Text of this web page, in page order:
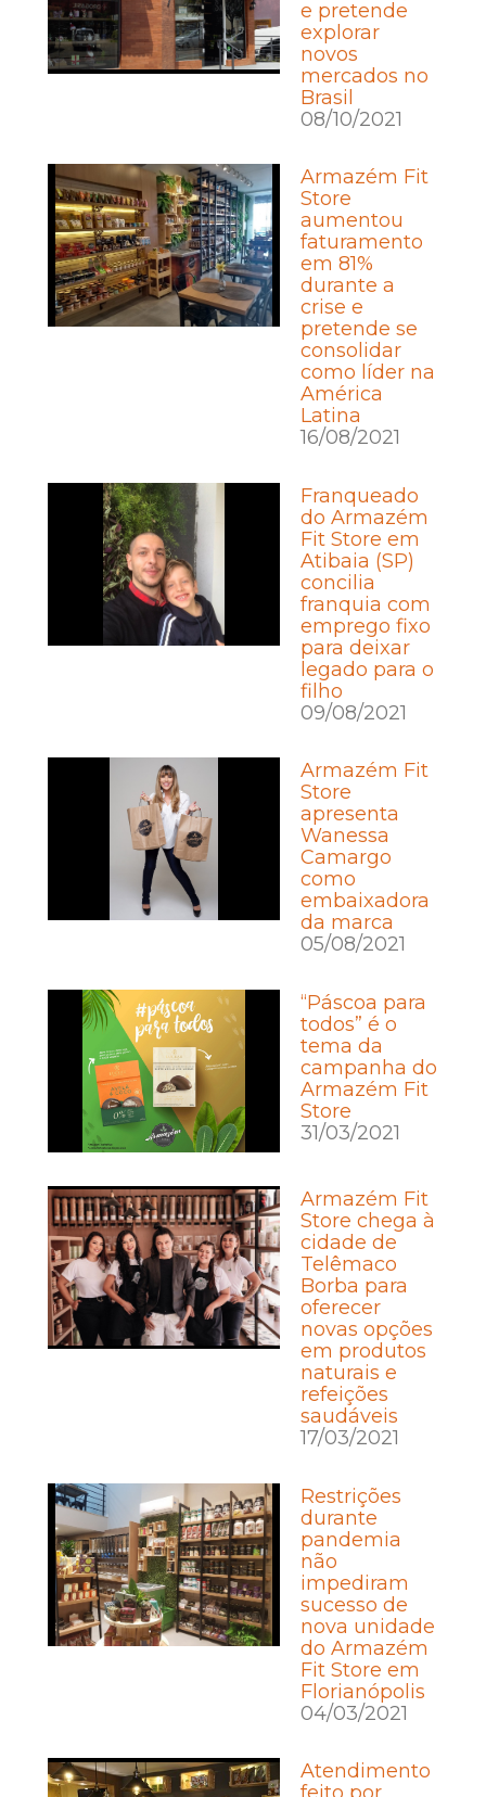
e pretende
explorar
novos
mercados no
Brasil
08/10/2021
Armazém Fit
Store
aumentou
faturamento
em 81%
durante a
crise e
pretende se
consolidar
como líder na
América
Latina
16/08/2021
Franqueado
do Armazém
Fit Store em
Atibaia (SP)
concilia
franquia com
emprego fixo
para deixar
legado para o
filho
09/08/2021
Armazém Fit
Store
apresenta
Wanessa
Camargo
como
embaixadora
da marca
05/08/2021
“Páscoa para
todos” é o
tema da
campanha do
Armazém Fit
Store
31/03/2021
Armazém Fit
Store chega à
cidade de
Telêmaco
Borba para
oferecer
novas opções
em produtos
naturais e
refeições
saudáveis
17/03/2021
Restrições
durante
pandemia
não
impediram
sucesso de
nova unidade
do Armazém
Fit Store em
Florianópolis
04/03/2021
Atendimento